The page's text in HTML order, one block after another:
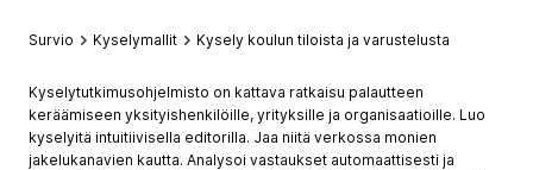
Survio Kyselymallit Kysely koulun tiloista ja varustelusta
Kyselytutkimusohjelmisto on kattava ratkaisu palautteen
keräämiseen yksityishenkilöille, yrityksille ja organisaatioille. Luo
kyselyitä intuitiivisella editorilla. Jaa niitä verkossa monien
jakelukanavien kautta. Analysoi vastaukset automaattisesti ja